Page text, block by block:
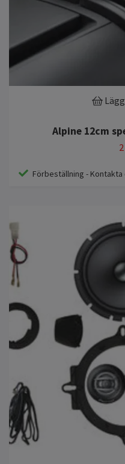
Alpine 12cm
Förbeställning -